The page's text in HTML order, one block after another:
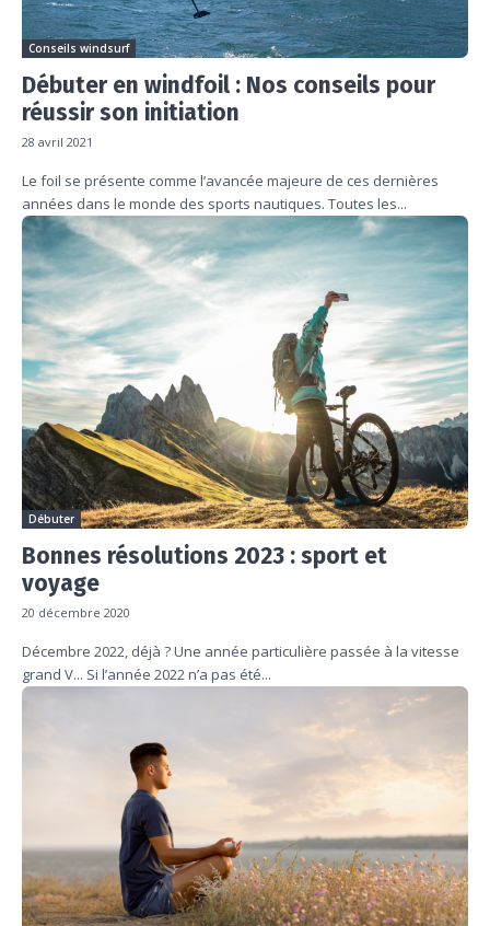
Conseils windsurf
Débuter en windfoil : Nos conseils pour
réussir son initiation
28 avril 2021
Le foil se présente comme l’avancée majeure de ces dernières
années dans le monde des sports nautiques. Toutes les...
Débuter
Bonnes résolutions 2023 : sport et
voyage
20 décembre 2020
Décembre 2022, déjà ? Une année particulière passée à la vitesse
grand V... Si l’année 2022 n’a pas été...